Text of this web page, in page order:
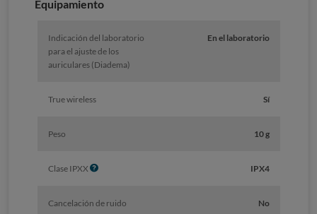
Equipamiento
Indicación del laboratorio
para el ajuste de los
auriculares (Diadema)
En el laboratorio
True wireless Sí
Peso 10 g
Clase IPXX I
o
IPX4
Cancelación de ruido No